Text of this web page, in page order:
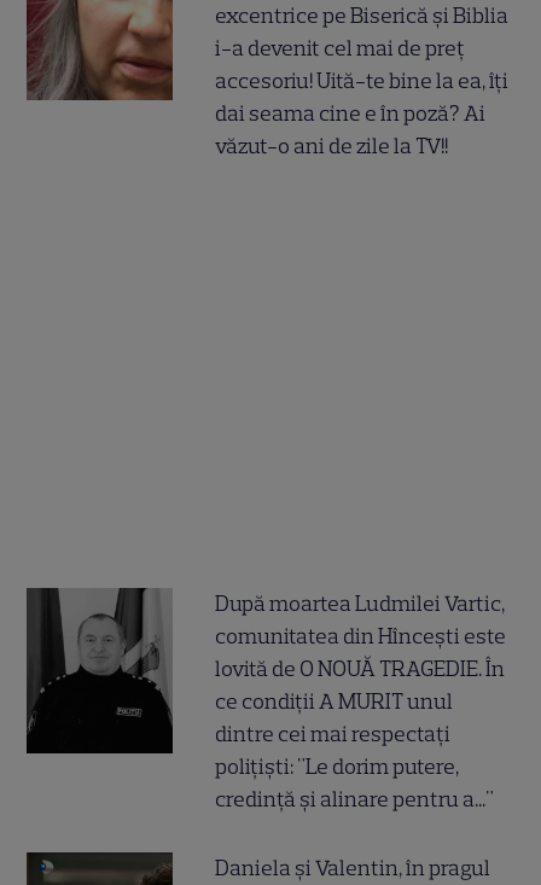
excentrice pe Biserică și Biblia
i-a devenit cel mai de preț
accesoriu! Uită-te bine la ea, îți
dai seama cine e în poză? Ai
văzut-o ani de zile la TV!!
După moartea Ludmilei Vartic,
comunitatea din Hîncești este
lovită de O NOUĂ TRAGEDIE. În
ce condiții A MURIT unul
dintre cei mai respectați
polițiști: "Le dorim putere,
credință și alinare pentru a..."
Daniela și Valentin, în pragul